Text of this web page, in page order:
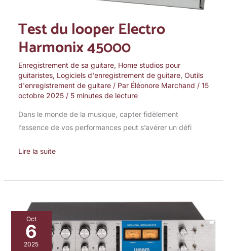
Test du looper Electro
Harmonix 45000
Enregistrement de sa guitare, Home studios pour
guitaristes, Logiciels d'enregistrement de guitare, Outils
d'enregistrement de guitare/ Par Éléonore Marchand / 15
octobre 2025 / 5 minutes de lecture
Dans le monde de la musique, capter fidèlement
l’essence de vos performances peut s’avérer un défi
Lire la suite
Oct
6
2025
Test
du
Warm